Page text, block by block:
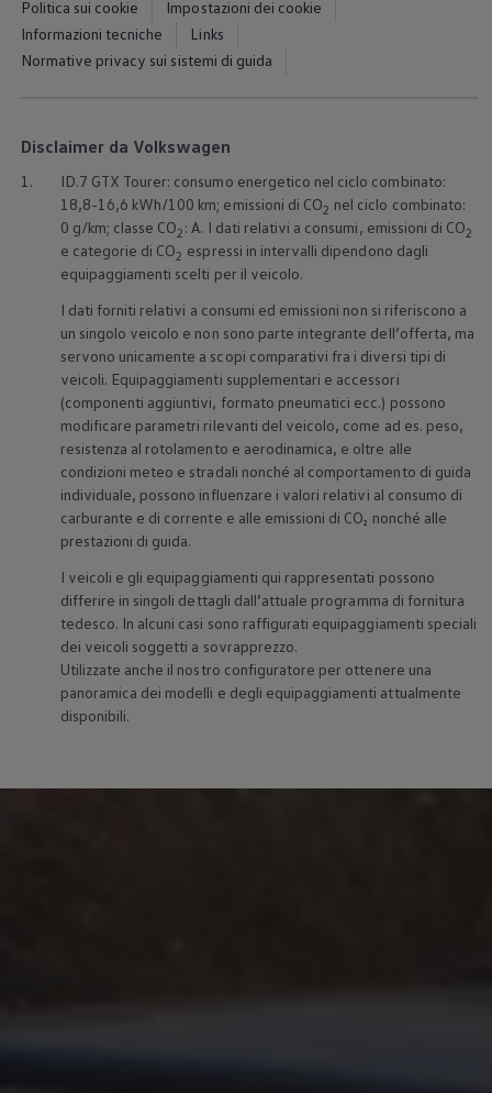
Blog Volkswagen
Politica sui cookie
Impostazioni dei cookie
Informazioni tecniche
Links
Normative privacy sui sistemi di guida
Disclaimer da Volkswagen
1.
ID.7 GTX Tourer: consumo energetico nel ciclo combinato:
18,8-16,6 kWh/100 km; emissioni di CO2 nel ciclo combinato:
0 g/km; classe CO2 : A. I dati relativi a consumi, emissioni di CO2
e categorie di CO2 espressi in intervalli dipendono dagli
equipaggiamenti scelti per il veicolo.
I dati forniti relativi a consumi ed emissioni non si riferiscono a
un singolo veicolo e non sono parte integrante dell’offerta, ma
servono unicamente a scopi comparativi fra i diversi tipi di
veicoli. Equipaggiamenti supplementari e accessori
(componenti aggiuntivi, formato pneumatici ecc.) possono
modificare parametri rilevanti del veicolo, come ad es. peso,
resistenza al rotolamento e aerodinamica, e oltre alle
condizioni meteo e stradali nonché al comportamento di guida
individuale, possono influenzare i valori relativi al consumo di
carburante e di corrente e alle emissioni di CO₂ nonché alle
prestazioni di guida.
I veicoli e gli equipaggiamenti qui rappresentati possono
differire in singoli dettagli dall’attuale programma di fornitura
tedesco. In alcuni casi sono raffigurati equipaggiamenti speciali
dei veicoli soggetti a sovrapprezzo.
Utilizzate anche il nostro configuratore per ottenere una
panoramica dei modelli e degli equipaggiamenti attualmente
disponibili.